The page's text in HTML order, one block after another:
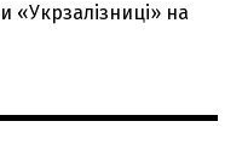
«Укрзалізниці» на